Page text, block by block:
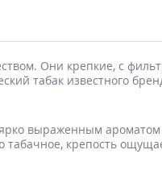
Они крепкие, с
табак известного
выраженным ароматом
табачное, крепость